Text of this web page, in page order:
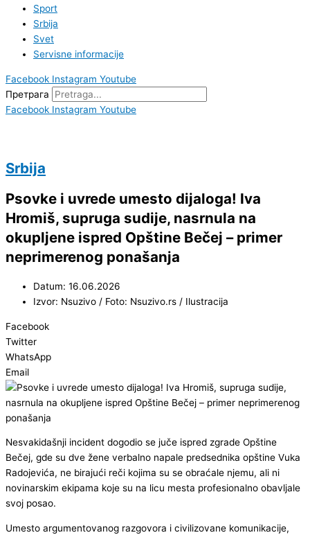
Sport
Srbija
Svet
Servisne informacije
Facebook Instagram Youtube
Претрага
Facebook Instagram Youtube
Srbija
Psovke i uvrede umesto dijaloga! Iva
Hromiš, supruga sudije, nasrnula na
okupljene ispred Opštine Bečej – primer
neprimerenog ponašanja
Datum: 16.06.2026
Izvor: Nsuzivo / Foto: Nsuzivo.rs / Ilustracija
Facebook
Twitter
WhatsApp
Email
Nesvakidašnji incident dogodio se juče ispred zgrade Opštine
Bečej, gde su dve žene verbalno napale predsednika opštine Vuka
Radojevića, ne birajući reči kojima su se obraćale njemu, ali ni
novinarskim ekipama koje su na licu mesta profesionalno obavljale
svoj posao.
Umesto argumentovanog razgovora i civilizovane komunikacije,